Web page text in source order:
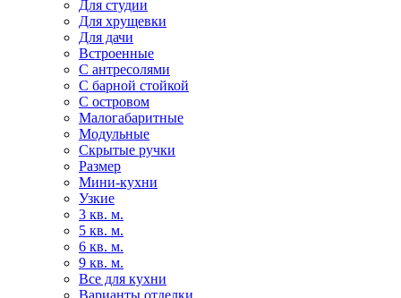
Для студии
Для хрущевки
Для дачи
Встроенные
С антресолями
С барной стойкой
С островом
Малогабаритные
Модульные
Скрытые ручки
Размер
Мини-кухни
Узкие
3 кв. м.
5 кв. м.
6 кв. м.
9 кв. м.
Все для кухни
Варианты отделки